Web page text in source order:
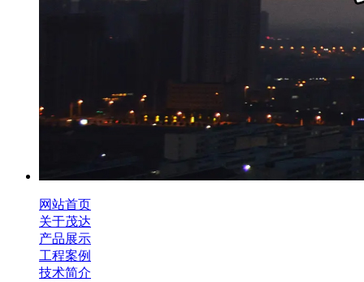
网站首页
关于茂达
产品展示
工程案例
技术简介